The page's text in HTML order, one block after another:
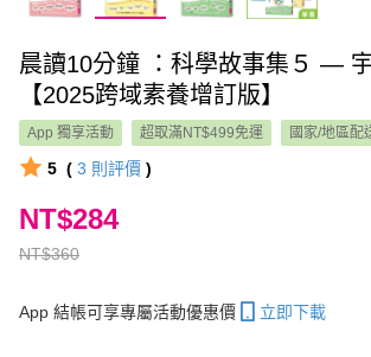
晨讀10分鐘 ：科學故事集５ —
【2025跨域素養增訂版】
App 獨享活動 超取滿NT$499免運 國家/地區配
5 ( 3 則評價 )
NT$360
NT$284
App 結帳可享專屬活動優惠價 立即下載